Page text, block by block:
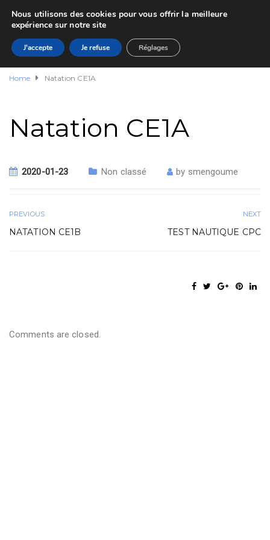
Home Natation CE1A
Natation CE1A
2020-01-23 Non classé by smengoume
PREVIOUS
NATATION CE1B
NEXT
TEST NAUTIQUE CPC
Comments are closed.
Nous utilisons des cookies pour vous offrir la meilleure
expérience sur notre site
J'accepte Je refuse Réglages